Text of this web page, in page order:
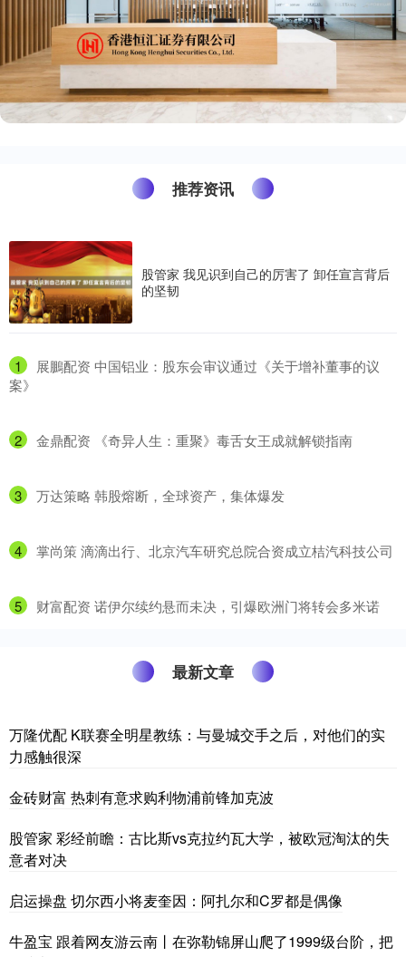
推荐资讯
股管家 我见识到自己的厉害了 卸任宣言背后
的坚韧
1
​展鵬配资 中国铝业：股东会审议通过《关于增补董事的议
案》
2 ​金鼎配资 《奇异人生：重聚》毒舌女王成就解锁指南
3 ​万达策略 韩股熔断，全球资产，集体爆发
4 ​掌尚策 滴滴出行、北京汽车研究总院合资成立桔汽科技公司
5 ​财富配资 诺伊尔续约悬而未决，引爆欧洲门将转会多米诺
最新文章
万隆优配 K联赛全明星教练：与曼城交手之后，对他们的实
力感触很深
金砖财富 热刺有意求购利物浦前锋加克波
股管家 彩经前瞻：古比斯vs克拉约瓦大学，被欧冠淘汰的失
意者对决
启运操盘 切尔西小将麦奎因：阿扎尔和C罗都是偶像
牛盈宝 跟着网友游云南丨在弥勒锦屏山爬了1999级台阶，把